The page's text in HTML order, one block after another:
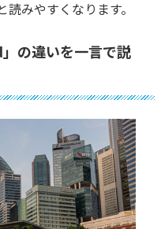
みやすくなります。
の違いを一言で説